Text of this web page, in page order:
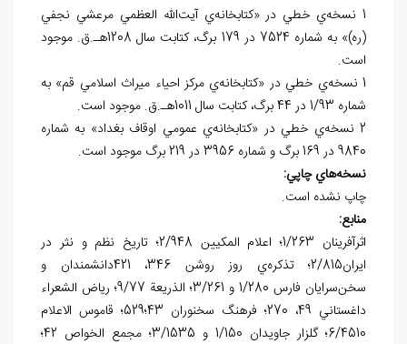
1 نسخه‌ي خطي در «کتابخانه‌ي آيت‌الله العظمي مرعشي نجفي
(ره)» به شماره 7524 در 179 برگ، کتابت سال 1208هـ.ق. موجود
است.
1 نسخه‌ي خطي در «کتابخانه‌ي مرکز احياء ميراث اسلامي قم» به
شماره 1/93 در 44 برگ، کتابت سال 1011هـ.ق. موجود است.
2 نسخه‌ي خطي در «کتابخانه‌ي عمومي اوقاف بغداد» به شماره
9840 در 169 برگ و شماره 3956 در 219 برگ موجود است.
نسخههاي چاپي:
چاپ نشده است.
منابع:
اثرآفرينان 1/263؛ اعلام المکيين 2/948؛ تاريخ نظم و نثر در
ايران2/815؛ تذکره‌ي روز روشن 346، 421دانشمندان و
سخن‌سرايان فارس 1/280 و 3/261؛ الذريعة 9/77؛ رياض الشعراء
داغستاني 49، 270؛ فرهنگ سخنوران 43؛‌529؛ قاموس الاعلام
6/4510؛ گلزار جاويدان 1/150 و 3/1535؛ مجمع الخواص 42؛